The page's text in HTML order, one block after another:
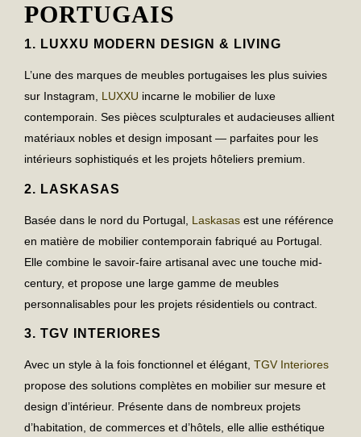
PORTUGAIS
1. LUXXU MODERN DESIGN & LIVING
L’une des marques de meubles portugaises les plus suivies
sur Instagram, LUXXU incarne le mobilier de luxe
contemporain. Ses pièces sculpturales et audacieuses allient
matériaux nobles et design imposant — parfaites pour les
intérieurs sophistiqués et les projets hôteliers premium.
2. LASKASAS
Basée dans le nord du Portugal, Laskasas est une référence
en matière de mobilier contemporain fabriqué au Portugal
Elle combine le savoir-faire artisanal avec une touche mid-
century, et propose une large gamme de meubles
personnalisables pour les projets résidentiels ou contract.
3. TGV INTERIORES
Avec un style à la fois fonctionnel et élégant, TGV Interiores
propose des solutions complètes en mobilier sur mesure et
design d’intérieur. Présente dans de nombreux projets
d’habitation, de commerces et d’hôtels, elle allie esthétique